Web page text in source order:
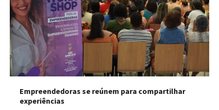
Empreendedoras se reúnem para compartilhar
experiências